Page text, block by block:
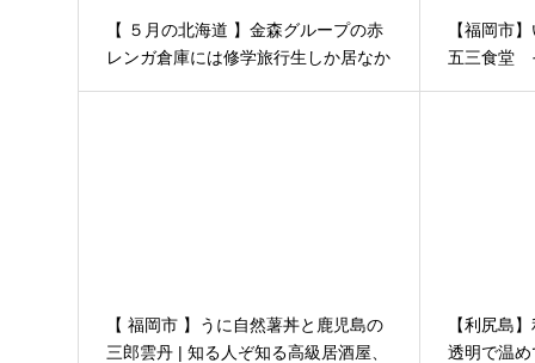
【 ５月の北海道 】金森グループの赤
レンガ倉庫には修学旅行生しか居なか
【福岡市
五三食堂
【 福岡市 】うに自然薯丼と鹿児島の
三郎雲丹 | 知る人ぞ知る高級居酒屋、
【利尻島
透明で温